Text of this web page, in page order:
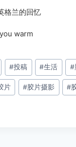
格兰的回忆
warm
#投稿 #生活 #
片 #胶片摄影 #